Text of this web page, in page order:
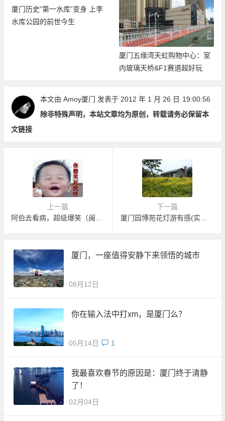
厦门历史”第一水库”变身 上李
水库公园的前世今生
厦门五缘湾天虹购物中心：室
内玻璃天桥&F1赛道超好玩
本文由 Amoy厦门 发表于 2012 年 1 月 26 日 19:00:56
除非特殊声明，本站文章均为原创，转载请务必保留本
文链接
上一篇
下一篇
厦门，一座值得安静下来领悟的城市
08月12日
你在输入法中打xm，是厦门么？
05月14日 1
我最喜欢春节的原因是：厦门终于清静
了！
02月04日